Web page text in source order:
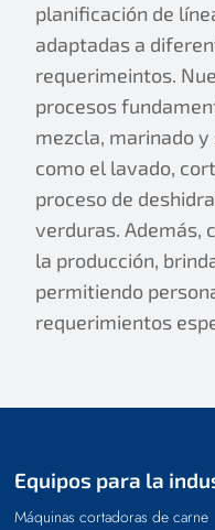
planificación de
adaptadas a
requerimeintos.
procesos
mezcla, marinado y
como el lavado,
proceso de
verduras. Además,
la producción,
permitiendo
requerimientos
Equipos para la
Máquinas cortadoras de carne